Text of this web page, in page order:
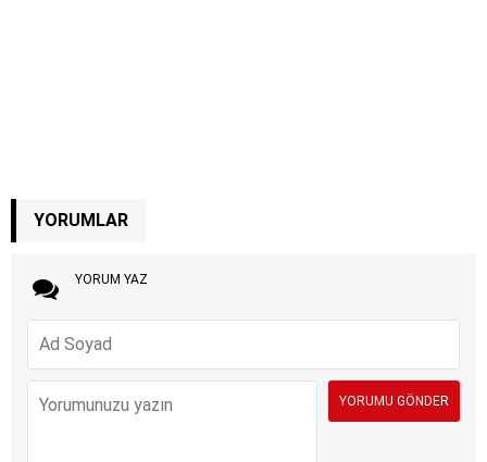
YORUMLAR
YORUM YAZ